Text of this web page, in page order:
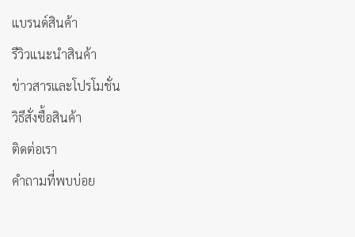
แบรนด์สินค้า
รีวิวแนะนำสินค้า
ข่าวสารและโปรโมชั่น
วิธีสั่งซื้อสินค้า
ติดต่อเรา
คำถามที่พบบ่อย